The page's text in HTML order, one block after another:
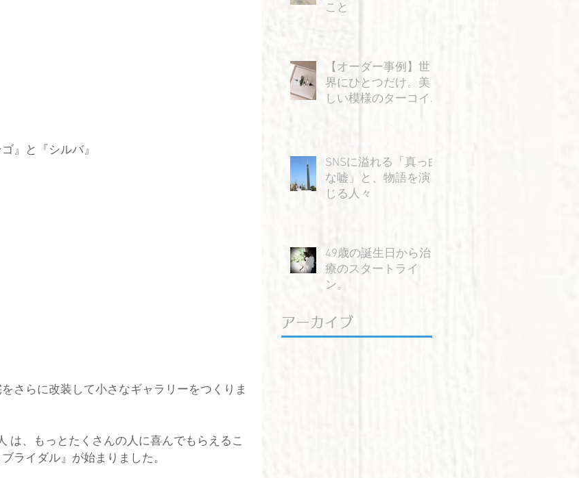
』と『シルバ』
さらに改装して小さなギャラリーをつくりま
は、もっとたくさんの人に喜んでもらえるこ
ライダル』が始まりました。
こと
【オーダー事例】世
界にひとつだけ。美
しい模様のターコイ
SNSに溢れる「真っ白
な嘘」と、物語を演
じる人々
49歳の誕生日から治
療のスタートライ
ン。
アーカイブ